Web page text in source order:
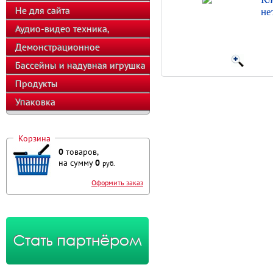
Не для сайта
Аудио-видео техника,
телефоны, калькуляторы
Демонстрационное
оборудование
Бассейны и надувная игрушка
Продукты
Упаковка
Корзина
0 товаров,
на сумму0 руб.
Оформить заказ